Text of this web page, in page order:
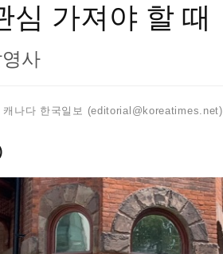
심 가져야 할 때
사
캐나다 한국일보 (editorial@koreatimes.net)